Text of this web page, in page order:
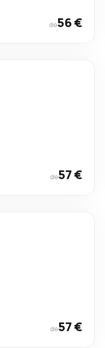
de56 €
de57 €
de57 €